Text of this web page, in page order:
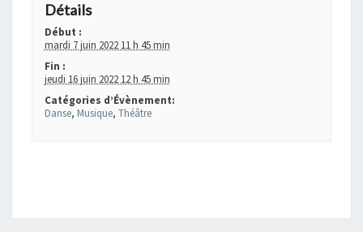
Détails
Début :
mardi 7 juin 2022 11 h 45 min
Fin :
jeudi 16 juin 2022 12 h 45 min
Catégories d’Évènement:
Danse, Musique, Théâtre